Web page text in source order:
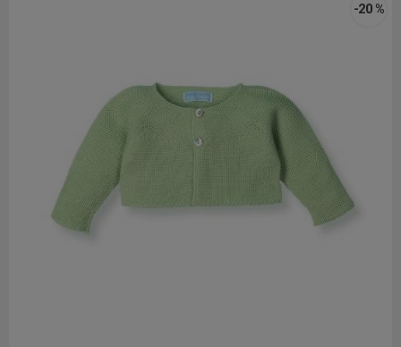
-20 %